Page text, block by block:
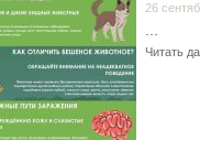
26
Читать